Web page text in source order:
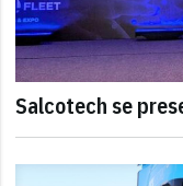
Salcotech se